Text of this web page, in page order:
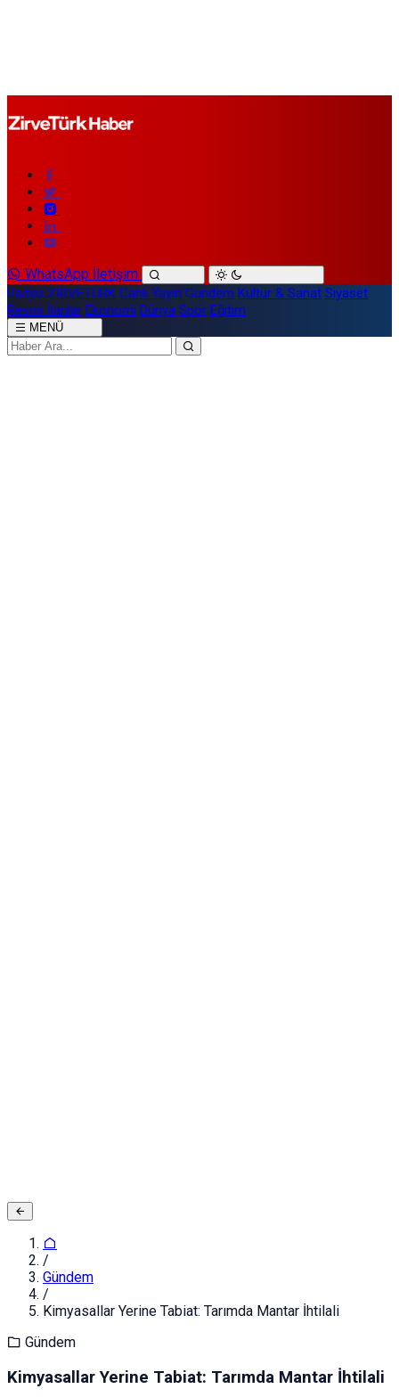
WhatsApp İletişim
Radyo ZİRVETÜRK Canlı Yayın Gündem Kültür & Sanat Siyaset
Resmi İlanlar Ekonomi Dünya Spor Eğitim
MENÜ
/
Gündem
/
Kimyasallar Yerine Tabiat: Tarımda Mantar İhtilali
Gündem
Kimyasallar Yerine Tabiat: Tarımda Mantar İhtilali